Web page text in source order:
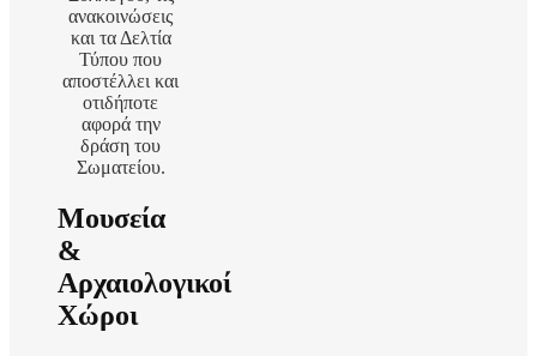
ανακοινώσεις
και τα Δελτία
Τύπου που
αποστέλλει και
οτιδήποτε
αφορά την
δράση του
Σωματείου.
Μουσεία
&
Αρχαιολογικοί
Χώροι